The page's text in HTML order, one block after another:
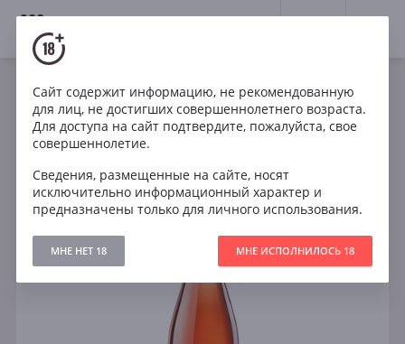
18+
Игристое Розе
Франция
Diebolt-Vallois Brut Rose NV Champagne
Сайт содержит информацию, не рекомендованную
для лиц, не достигших совершеннолетнего возраста.
Для доступа на сайт подтвердите, пожалуйста, свое
совершеннолетие.
Сведения, размещенные на сайте, носят
исключительно информационный характер и
предназначены только для личного использования.
МНЕ НЕТ 18 МНЕ ИСПОЛНИЛОСЬ 18